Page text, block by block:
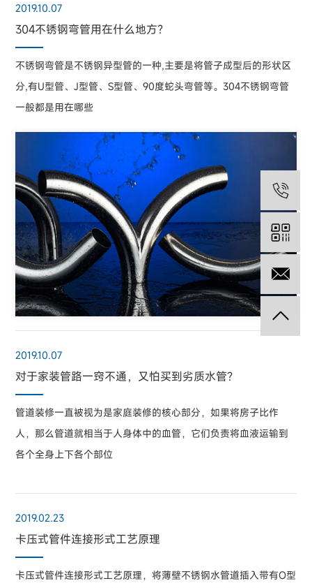
2019.10.07
304不锈钢弯管用在什么地方？
不锈钢弯管是不锈钢异型管的一种,主要是将管子成型后的形状区
分,有U型管、J型管、S型管、90度蛇头弯管等。304不锈钢弯管
一般都是用在哪些
2019.10.07
对于家装管路一窍不通，又怕买到劣质水管？
管道装修一直被视为是家庭装修的核心部分，如果将房子比作
人，那么管道就相当于人身体中的血管，它们负责将血液运输到
各个全身上下各个部位
2019.02.23
卡压式管件连接形式工艺原理
卡压式管件连接形式工艺原理，将薄壁不锈钢水管道插入带有O型